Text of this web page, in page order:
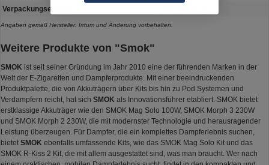
Verpackungseinheit:
Angaben gemäß Hersteller. Irrtum und Änderung vorbehalten.
Weitere Produkte von "Smok"
SMOK ist seit seiner Gründung im Jahr 2010 eine der führenden Marken in der
Welt der E-Zigaretten und Dampferprodukte. Mit einer beeindruckenden
Produktpalette, die von Akkuträgern über Kits bis hin zu Pod Systemen und
Verdampfern reicht, hat sich SMOK als Innovationsführer etabliert. SMOK bietet
erstklassige Akkuträger wie den SMOK Mag Solo 100W, SMOK Morph 3 230W
und SMOK Morph 2 230W, die mit modernster Technologie und herausragender
Leistung überzeugen. Für Dampfer, die ein komplettes Dampferlebnis suchen,
bietet SMOK ebenfalls umfassende Kits, wie das SMOK Mag Solo Kit und das
SMOK R-Kiss 2 Kit, die mit allem ausgestattet sind, was man braucht. Wer nach